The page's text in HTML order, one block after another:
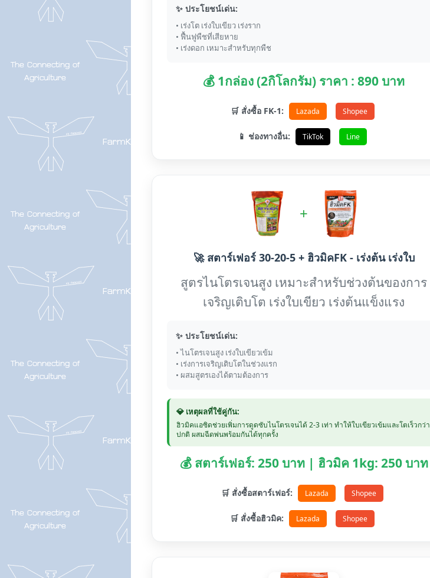
✨ ประโยชน์เด่น:
• เร่งโต เร่งใบเขียว เร่งราก
• ฟื้นฟูพืชที่เสียหาย
• เร่งดอก เหมาะสำหรับทุกพืช
💰 1กล่อง (2กิโลกรัม) ราคา : 890 บาท
🛒 สั่งซื้อ FK-1: Lazada Shopee
📱 ช่องทางอื่น: TikTok Line
+
🚀 สตาร์เฟอร์ 30-20-5 + ฮิวมิคFK - เร่งต้น เร่งใบ
สูตรไนโตรเจนสูง เหมาะสำหรับช่วงต้นของการ
เจริญเติบโต เร่งใบเขียว เร่งต้นแข็งแรง
✨ ประโยชน์เด่น:
• ไนโตรเจนสูง เร่งใบเขียวเข้ม
• เร่งการเจริญเติบโตในช่วงแรก
• ผสมสูตรเองได้ตามต้องการ
💎 เหตุผลที่ใช้คู่กัน:
ฮิวมิคแอซิดช่วยเพิ่มการดูดซับไนโตรเจนได้ 2-3 เท่า ทำให้ใบเขียวเข้มและโตเร็วกว่า
ปกติ ผสมฉีดพ่นพร้อมกันได้ทุกครั้ง
💰 สตาร์เฟอร์: 250 บาท | ฮิวมิค 1kg: 250 บาท
🛒 สั่งซื้อสตาร์เฟอร์: Lazada Shopee
🛒 สั่งซื้อฮิวมิค: Lazada Shopee